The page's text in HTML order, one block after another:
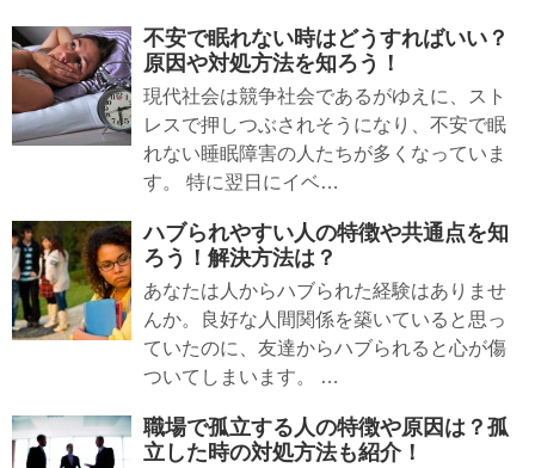
不安で眠れない時はどうすればいい？
原因や対処方法を知ろう！
現代社会は競争社会であるがゆえに、スト
レスで押しつぶされそうになり、不安で眠
れない睡眠障害の人たちが多くなっていま
す。 特に翌日にイベ…
ハブられやすい人の特徴や共通点を知
ろう！解決方法は？
あなたは人からハブられた経験はありませ
んか。良好な人間関係を築いていると思っ
ていたのに、友達からハブられると心が傷
ついてしまいます。 …
職場で孤立する人の特徴や原因は？孤
立した時の対処方法も紹介！